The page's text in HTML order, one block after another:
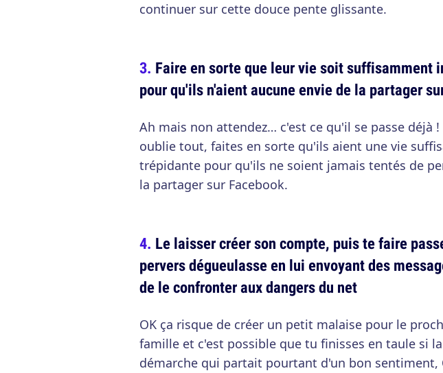
continuer sur cette douce pente glissante.
Faire en sorte que leur vie soit suffisamment
pour qu'ils n'aient aucune envie de la partager
Ah mais non attendez… c'est ce qu'il se passe déjà
oublie tout, faites en sorte qu'ils aient une vie
trépidante pour qu'ils ne soient jamais tentés de
la partager sur Facebook.
Le laisser créer son compte, puis te faire
pervers dégueulasse en lui envoyant des
de le confronter aux dangers du net
OK ça risque de créer un petit malaise pour le
famille et c'est possible que tu finisses en taule si
démarche qui partait pourtant d'un bon sentiment,